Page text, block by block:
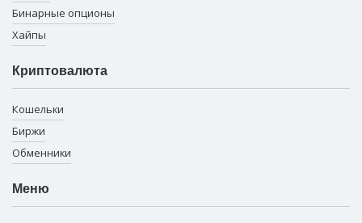
Бинарные опционы
Хайпы
Криптовалюта
Кошельки
Биржи
Обменники
Меню